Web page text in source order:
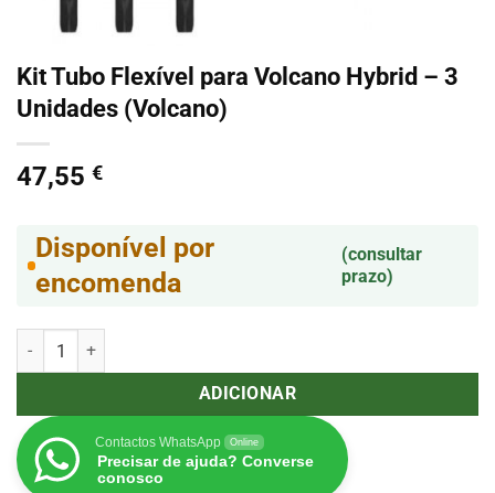
Kit Tubo Flexível para Volcano Hybrid – 3
Unidades (Volcano)
47,55 €
Disponível por
encomenda
(consultar
prazo)
Quantidade de Kit Tubo Flexível para Volcano Hybrid - 3 Unidades
ADICIONAR
Contactos WhatsApp Online
Precisar de ajuda? Converse
conosco